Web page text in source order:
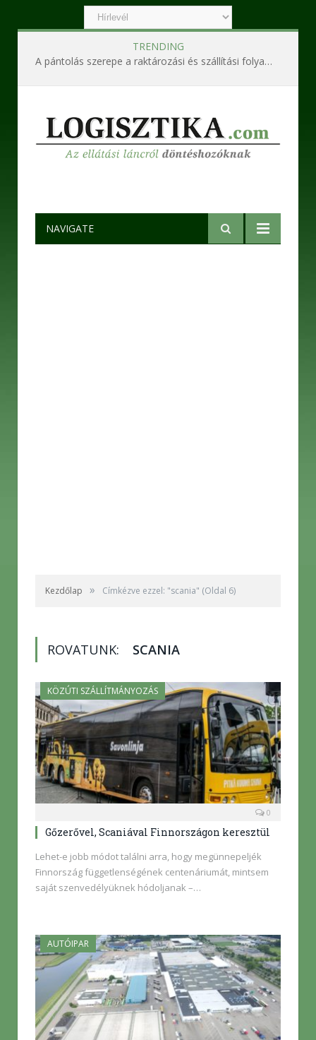
TRENDING
NAVIGATE
Kezdőlap » Címkézve ezzel: "scania" (Oldal 6)
ROVATUNK: SCANIA
KÖZÚTI SZÁLLÍTMÁNYOZÁS
0
Gőzerővel, Scaniával Finnországon keresztül
Lehet-e jobb módot találni arra, hogy megünnepeljék
Finnország függetlenségének centenáriumát, mintsem
saját szenvedélyüknek hódoljanak –…
AUTÓIPAR